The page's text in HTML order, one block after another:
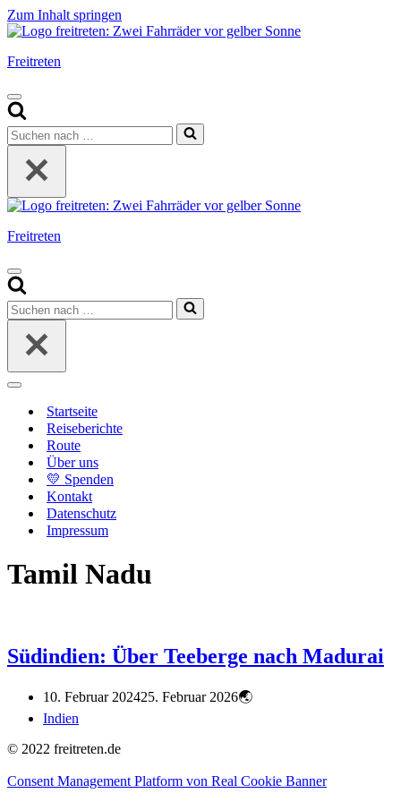
Zum Inhalt springen
Freitreten
Navigationsmenü
Suchen
nach …
Freitreten
Navigationsmenü
Suchen
nach …
Navigationsmenü
Startseite
Reiseberichte
Route
Über uns
💛 Spenden
Kontakt
Datenschutz
Impressum
Tamil Nadu
Südindien: Über Teeberge nach Madurai
10. Februar 202425. Februar 2026
Indien
© 2022 freitreten.de
Consent Management Platform von Real Cookie Banner